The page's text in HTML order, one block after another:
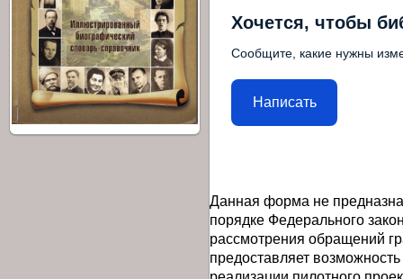
Хочется, чтобы
Сообщите, какие нужны
Написать
Данная форма не
порядке Федерального
рассмотрения обращений
предоставляет